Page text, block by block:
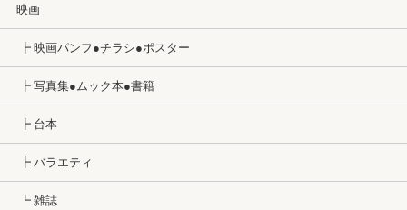
映画
┣ 映画パンフ●チラシ●ポスター
┣ 写真集●ムック本●書籍
┣ 台本
┣ バラエティ
┗ 雑誌